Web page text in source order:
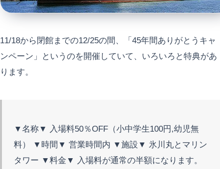
11/18から閉館までの12/25の間、「45年間ありがとうキャ
ンペーン」というのを開催していて、いろいろと特典があ
ります。
▼名称▼ 入場料50％OFF（小中学生100円,幼児無
料） ▼時間▼ 営業時間内 ▼施設▼ 氷川丸とマリン
タワー ▼料金▼ 入場料が通常の半額になります。